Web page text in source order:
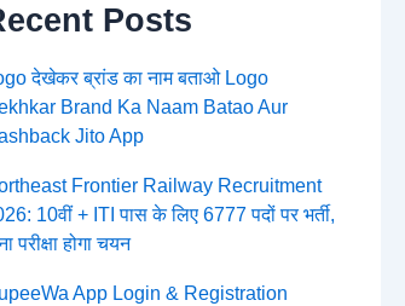
Posts
देखेकर ब्रांड का नाम बताओ Logo
Brand Ka Naam Batao Aur
Jito App
Frontier Railway Recruitment
10वीं + ITI पास के लिए 6777 पदों पर भर्ती,
परीक्षा होगा चयन
App Login & Registration